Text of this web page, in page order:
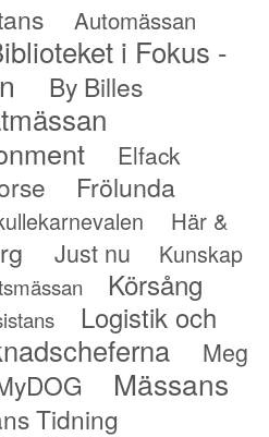
Automässan
i Fokus -
By Billes
Elfack
Frölunda
Här &
Just nu
Kunskap
Körsång
Logistik och
Meg
Mässans
Tidning